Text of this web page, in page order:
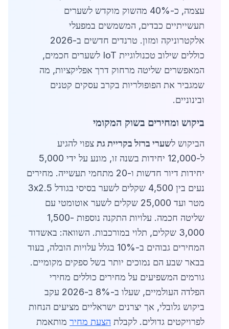
עצמה, כ-40% מהשוק מוקדש לשערים
תעשייתיים כבדים, המשמשים במפעלי
אלקטרוניקה ומזון. טרנדים חדשים ב-2026
כוללים שילוב טכנולוגיית IoT לשערים חכמים,
המאפשרים שליטה מרחוק דרך אפליקציות, מה
שמגביר את הפופולריות בקרב עסקים קטנים
ובינוניים.
ביקוש ומחירים בשוק המקומי
הביקוש לשערי ברזל בקריית גת צפוי להגיע
ל-12,000 יחידות בשנה זו, מונע על ידי 5,000
יחידות דיור חדשות ו-20 מתחמי תעשייה. מחירים
נעים בין 4,500 שקלים לשער בסיסי בגודל 3x2.5
מטר ועד 25,000 שקלים לשער אוטומטי עם
שליטה חכמה. עלויות התקנה נוספות 1,500-
3,000 שקלים, תלוי במורכבות. השוואה: באשדוד
המחירים גבוהים ב-10% בגלל עלויות הובלה, בעוד
בבאר שבע הם נמוכים יותר בשל ספקים מקומיים.
גורמים המשפיעים על מחירים כוללים מחירי
הפלדה העולמיים, שעלו ב-8% ב-2026 עקב
ביקוש גלובלי, אך יצרנים ישראליים מציעים הנחות
לפרויקטים גדולים. לקבלת הצעת מחיר מותאמת